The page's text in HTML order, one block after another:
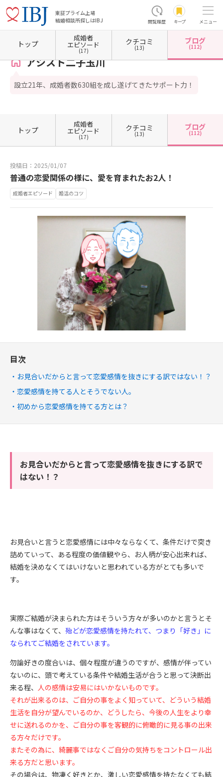
東証プライム上場
結婚相談所探しはIBJ
閲覧履歴 キープ メニュー
ホーム 東京都の結婚相談所 東京都世田谷区 アシスト二子玉川 カウンセラーブログ
アシスト二子玉川
設立21年、成婚者数630組を成し遂げてきたサポート力！
トップ
成婚者
エピソード
(17)
クチコミ
(13)
ブログ
(112)
トップ
成婚者
エピソード
(17)
クチコミ
(13)
ブログ
(112)
投稿日：2025/01/07
普通の恋愛関係の様に、愛を育まれたお2人！
成婚者エピソード 婚活のコツ
目次
お見合いだからと言って恋愛感情を抜きにする訳ではない！？
恋愛感情を持てる人とそうでない人。
初めから恋愛感情を持てる方とは？
お見合いだからと言って恋愛感情を抜きにする訳で
はない！？
お見合いと言うと恋愛感情には中々ならなくて、条件だけで突き
詰めていって、ある程度の価値観やら、お人柄が安心出来れば、
結婚を決めなくてはいけないと思われている方がとても多いで
す。
実際ご結婚が決まられた方はそういう方々が多いのかと言うとそ
んな事はなくて、 殆どが恋愛感情を持たれて、つまり「好き」に
なられてご結婚をされています。
勿論好きの度合いは、個々程度が違うのですが、感情が伴ってい
ないのに、頭で考えている条件や結婚生活が合うと思って決断出
来る程、 人の感情は安易にはいかないものです。
それが出来るのは、ご自分の事をよく知っていて、どういう結婚
生活を自分が望んでいるのか、どうしたら、今後の人生をより幸
せに送れるのかを、ご自分の事を客観的に俯瞰的に見る事の出来
る方々だけです。
またその為に、綺麗事ではなくご自分の気持ちをコントロール出
来る方だと思います。
その場合は、物凄く好きとか、激しい恋愛感情を持たなくても結